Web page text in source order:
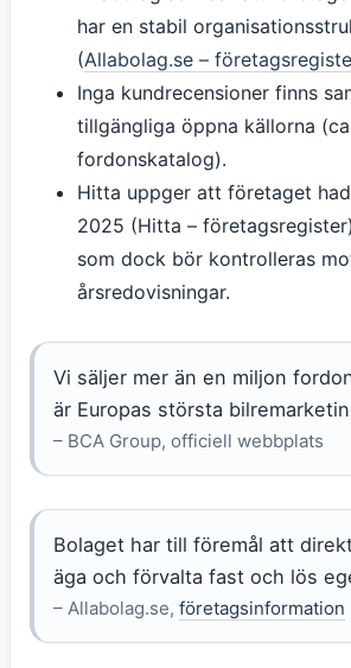
har en stabil
(Allabolag.se –
Inga kundrecensioner finns
tillgängliga öppna källorna
fordonskatalog).
Hitta uppger att företaget
2025 (Hitta –
som dock bör kontrolleras
årsredovisningar.
Vi säljer mer än en miljon
är Europas största
– BCA Group, officiell webbplats
Bolaget har till föremål att
äga och förvalta fast och lös
– Allabolag.se, företagsinformation